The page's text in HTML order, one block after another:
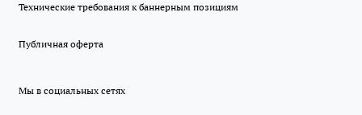
Технические требования к баннерным позициям
Публичная оферта
Мы в социальных сетях